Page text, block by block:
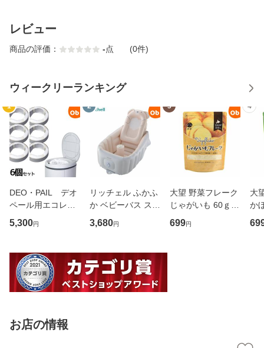
レビュー
商品の評価： -点 (0件)
ウィークリーランキング
1
DEO・PAIL デオ
ペール用エコレフ
ィル おむつ処理
ポット用カセット
ックx2セット）
【送料無料 沖
縄・一部地域を除
く】
5,300円
2
リッチェル ふかふ
か ベビーバス ステ
ップアップ【送料
無料 沖縄・一部
3,680円
3
大望 野菜フレーク
じゃがいも 60ｇ
離乳食 北海道産 野
菜のフレーク 北海
699円
4
大
か
乳
の
お店の情報